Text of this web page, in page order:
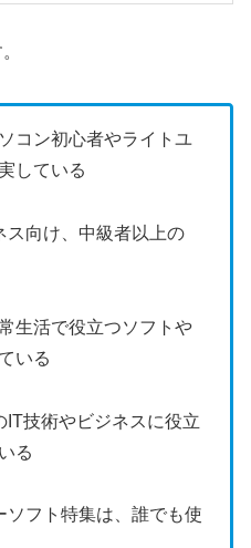
コン初心者やライトユ
している
ス向け、中級者以上の
生活で役立つソフトや
いる
IT技術やビジネスに役立
る
ソフト特集は、誰でも使